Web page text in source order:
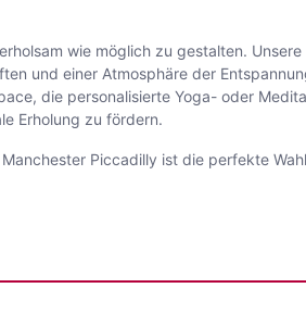
wie möglich zu gestalten.
und einer Atmosphäre der
die personalisierte Yoga- oder
Erholung zu fördern.
Piccadilly ist die perfekte